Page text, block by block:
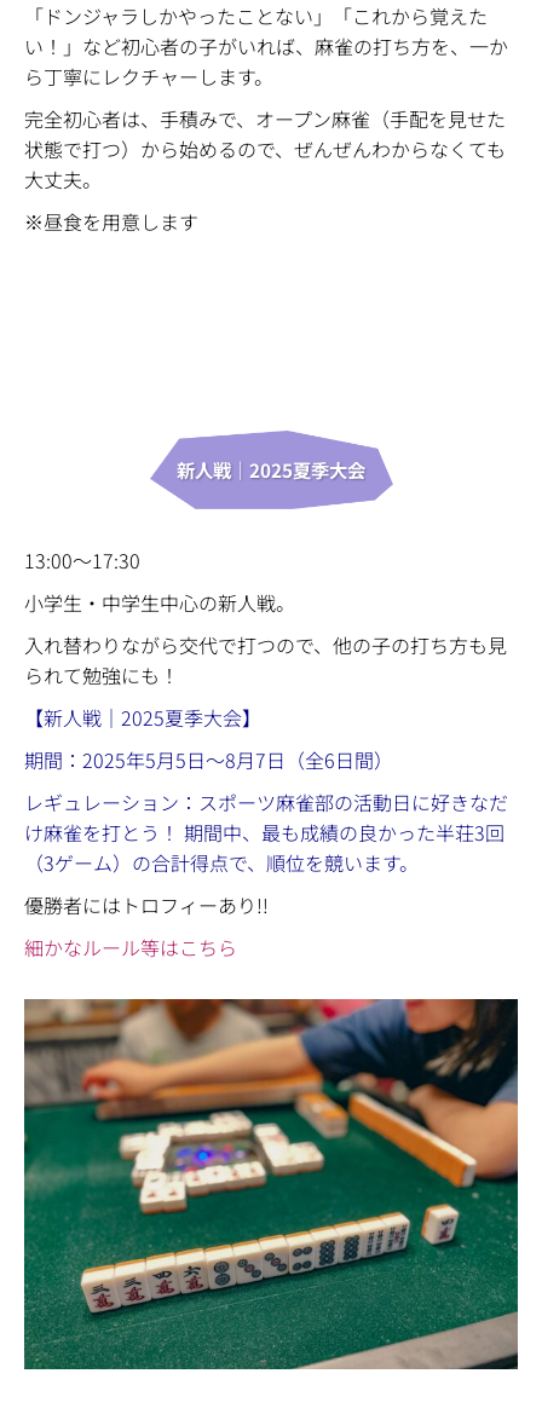
「ドンジャラしかやったことない」「これから覚えた
い！」など初心者の子がいれば、 麻雀の打ち方を、一か
ら丁寧にレクチャーします。
完全初心者は、手積みで、オープン麻雀（手配を見せた
状態で打つ）から始めるので、ぜんぜんわからなくても
大丈夫。
※昼食を用意します
新人戦｜2025夏季大会
13:00〜17:30
小学生・中学生中心の新人戦。
入れ替わりながら交代で打つので、他の子の打ち方も見
られて勉強にも！
【新人戦｜2025夏季大会】
期間：2025年5月5日〜8月7日（全6日間）
レギュレーション：スポーツ麻雀部の活動日に好きなだ
け麻雀を打とう！ 期間中、最も成績の良かった半荘3回
（3ゲーム）の合計得点で、順位を競います。
優勝者にはトロフィーあり!!
細かなルール等はこちら